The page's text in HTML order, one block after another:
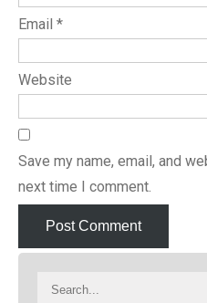
Email *
Website
Save my name, email, and
next time I comment.